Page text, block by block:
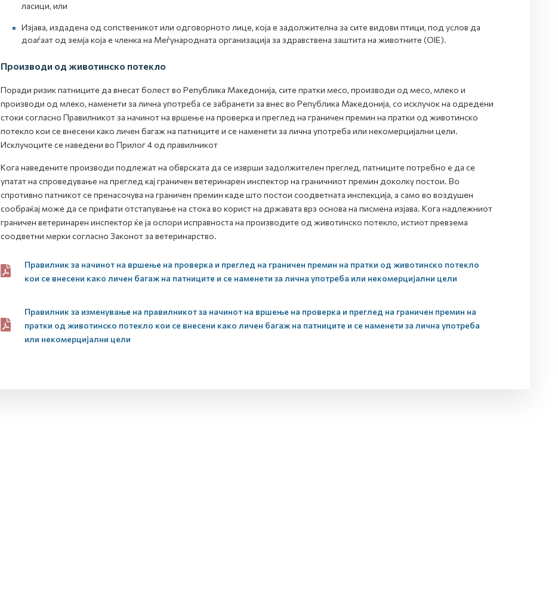
ласици, или
Изјава, издадена од сопственикот или одговорното лице, која е задолжителна за сите видови птици, под услов да
доаѓаат од земја која е членка на Меѓународната организација за здравствена заштита на животните (ОIE).
Производи од животинско потекло
Поради ризик патниците да внесат болест во Република Македонија, сите пратки месо, производи од месо, млеко и
производи од млеко, наменети за лична употреба се забранети за внес во Република Македонија, со исклучок на одредени
стоки согласно Правилникот за начинот на вршење на проверка и преглед на граничен премин на пратки од животинско
потекло кои се внесени како личен багаж на патниците и се наменети за лична употреба или некомерцијални цели.
Исклучоците се наведени во Прилог 4 од правилникот
Кога наведените производи подлежат на обврската да се изврши задолжителен преглед, патниците потребно е да се
упатат на спроведување на преглед кај граничен ветеринарен инспектор на граничниот премин доколку постои. Во
спротивно патникот се пренасочува на граничен премин каде што постои соодветната инспекција, а само во воздушен
сообраќај може да се прифати отстапување на стока во корист на државата врз основа на писмена изјава. Кога надлежниот
граничен ветеринарен инспектор ќе ја оспори исправноста на производите од животинско потекло, истиот превзема
соодветни мерки согласно Законот за ветеринарство.
Правилник за начинот на вршење на проверка и преглед на граничен премин на пратки од животинско потекло
кои се внесени како личен багаж на патниците и се наменети за лична употреба или некомерцијални цели
Правилник за изменување на правилникот за начинот на вршење на проверка и преглед на граничен премин на
пратки од животинско потекло кои се внесени како личен багаж на патниците и се наменети за лична употреба
или некомерцијални цели